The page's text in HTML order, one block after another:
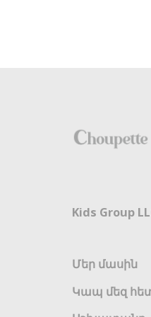
Kids Group
Մեր մասին
Կապ մեզ